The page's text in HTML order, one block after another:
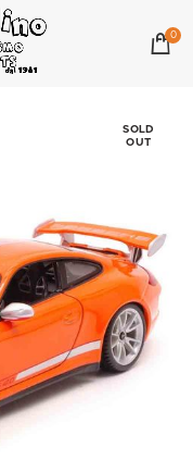
0
SOLD
OUT